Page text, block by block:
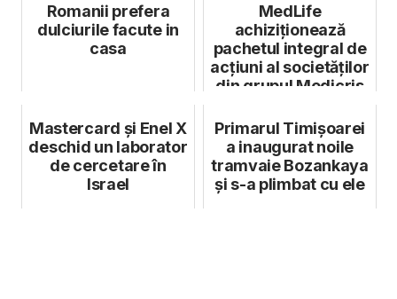
Romanii prefera
dulciurile facute in
casa
MedLife
achiziționează
pachetul integral de
acțiuni al societăților
din grupul Medicris
Mastercard și Enel X
deschid un laborator
de cercetare în
Israel
Primarul Timișoarei
a inaugurat noile
tramvaie Bozankaya
și s-a plimbat cu ele